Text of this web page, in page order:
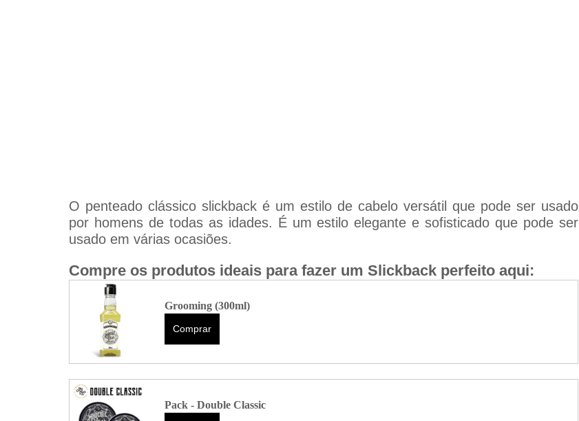
O penteado clássico slickback é um estilo de cabelo versátil que pode ser usado
por homens de todas as idades. É um estilo elegante e sofisticado que pode ser
usado em várias ocasiões.
Compre os produtos ideais para fazer um Slickback perfeito aqui:
Grooming (300ml)
Comprar
Pack - Double Classic